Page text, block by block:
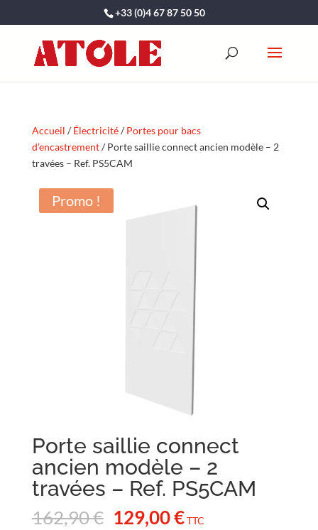
+33 (0)4 67 87 50 50
Accueil /Électricité/Portes pour bacs
d’encastrement/ Porte saillie connect ancien modèle – 2
travées – Ref. PS5CAM
Promo !
Porte saillie connect
ancien modèle – 2
travées – Ref. PS5CAM
162,90€ Le
129,00€Le
TTC